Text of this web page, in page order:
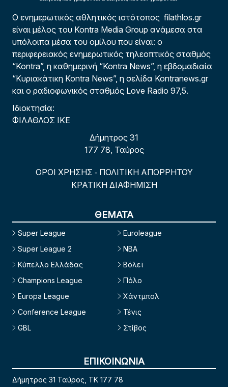
Ο ενημερωτικός αθλητικός ιστότοπος filathlos.gr
είναι μέλος του Kontra Media Group ανάμεσα στα
υπόλοιπα μέσα του ομίλου που είναι: ο
περιφερειακός ενημερωτικός τηλεοπτικός σταθμός
“Kontra”, η καθημερινή “Kontra News”, η εβδομαδιαία
“Κυριακάτικη Kontra News”, η σελίδα Kontranews.gr
και ο ραδιοφωνικός σταθμός Love Radio 97,5.
Ιδιοκτησία:
ΦΙΛΑΘΛΟΣ ΙΚΕ
Δήμητρος 31
177 78, Ταύρος
ΟΡΟΙ ΧΡΗΣΗΣ - ΠΟΛΙΤΙΚΗ ΑΠΟΡΡΗΤΟΥ
ΚΡΑΤΙΚΗ ΔΙΑΦΗΜΙΣΗ
ΘΕΜΑΤΑ
Super League
Super League 2
Κύπελλο Ελλάδας
Champions League
Europa League
Conference League
GBL
Euroleague
NBA
Βόλεϊ
Πόλο
Χάντμπολ
Τένις
Στίβος
ΕΠΙΚΟΙΝΩΝΙΑ
Δήμητρος 31 Ταύρος, TK 177 78